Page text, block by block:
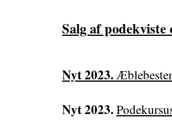
Salg af
Nyt 2023.
Nyt 2023.